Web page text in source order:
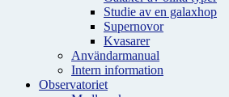
Studie av en galaxhop
Supernovor
Kvasarer
Användarmanual
Intern information
Observatoriet